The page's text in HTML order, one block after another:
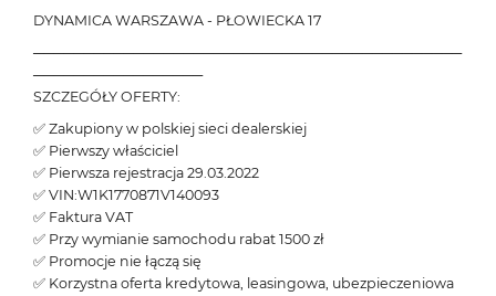
DYNAMICA WARSZAWA - PŁOWIECKA 17
───────────────────────────────────────────
─────────────────
SZCZEGÓŁY OFERTY:
✅ Zakupiony w polskiej sieci dealerskiej
✅ Pierwszy właściciel
✅ Pierwsza rejestracja 29.03.2022
✅ VIN:W1K1770871V140093
✅ Faktura VAT
✅ Przy wymianie samochodu rabat 1500 zł
✅ Promocje nie łączą się
✅ Korzystna oferta kredytowa, leasingowa, ubezpieczeniowa